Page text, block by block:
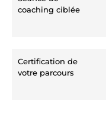
coaching ciblée
Certification de
votre parcours